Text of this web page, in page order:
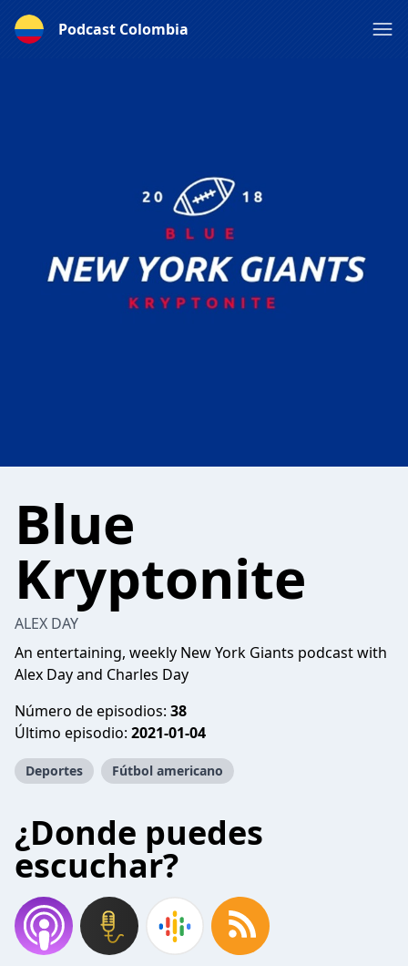
Podcast Colombia
Blue
Kryptonite
ALEX DAY
An entertaining, weekly New York Giants podcast with
Alex Day and Charles Day
Número de episodios: 38
Último episodio: 2021-01-04
Deportes Fútbol americano
¿Donde puedes
escuchar?